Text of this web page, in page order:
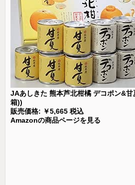
JAあしきた 熊本芦北柑橘 デコポン&
箱))
販売価格: ￥5,665 税込
Amazonの商品ページを見る